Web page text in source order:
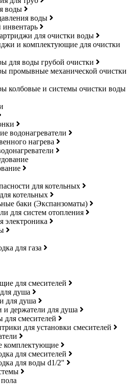
воды
воды
для очистки воды
и комплектующие для очистки
для воды грубой очистки
промывные механической очистки
колбовые и системы очистки воды
водонагреватели
нагрева
для котельных
котельных
баки (Экспанзоматы)
для систем отопления
электроника
для газа
для смесителей
душа
для душа
и держатели для душа
для смесителей
для установки смесителей
комплектующие
для смесителей
для воды d1/2"